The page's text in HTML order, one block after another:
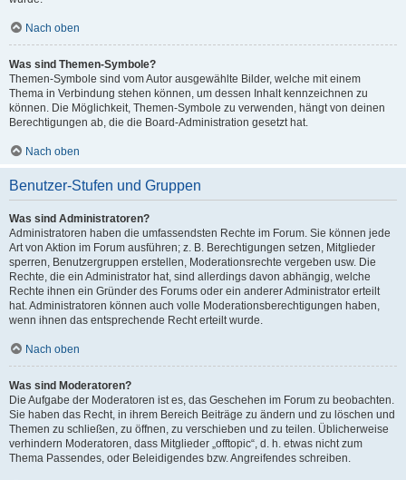
Nach oben
Was sind Themen-Symbole?
Themen-Symbole sind vom Autor ausgewählte Bilder, welche mit einem
Thema in Verbindung stehen können, um dessen Inhalt kennzeichnen zu
können. Die Möglichkeit, Themen-Symbole zu verwenden, hängt von deinen
Berechtigungen ab, die die Board-Administration gesetzt hat.
Nach oben
Benutzer-Stufen und Gruppen
Was sind Administratoren?
Administratoren haben die umfassendsten Rechte im Forum. Sie können jede
Art von Aktion im Forum ausführen; z. B. Berechtigungen setzen, Mitglieder
sperren, Benutzergruppen erstellen, Moderationsrechte vergeben usw. Die
Rechte, die ein Administrator hat, sind allerdings davon abhängig, welche
Rechte ihnen ein Gründer des Forums oder ein anderer Administrator erteilt
hat. Administratoren können auch volle Moderationsberechtigungen haben,
wenn ihnen das entsprechende Recht erteilt wurde.
Nach oben
Was sind Moderatoren?
Die Aufgabe der Moderatoren ist es, das Geschehen im Forum zu beobachten.
Sie haben das Recht, in ihrem Bereich Beiträge zu ändern und zu löschen und
Themen zu schließen, zu öffnen, zu verschieben und zu teilen. Üblicherweise
verhindern Moderatoren, dass Mitglieder „offtopic“, d. h. etwas nicht zum
Thema Passendes, oder Beleidigendes bzw. Angreifendes schreiben.